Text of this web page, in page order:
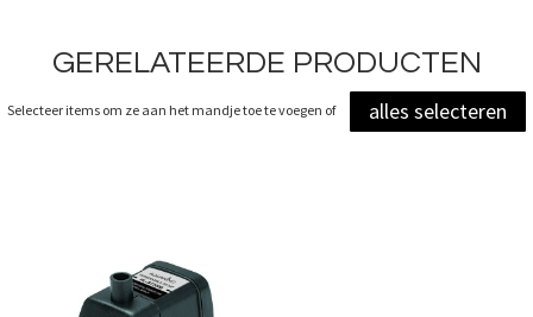
GERELATEERDE PRODUCTEN
Selecteer items om ze aan het mandje toe te voegen of alles selecteren